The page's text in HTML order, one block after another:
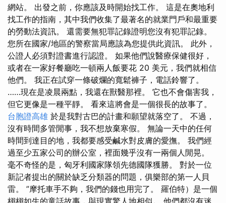
網站。 出發之前，你應該及時開始找工作。 這是在奧地利
找工作的指南，其中我們收集了最著名的就業門戶和最重要
的勞動法資訊。 還需要無犯罪記錄證明您沒有犯罪記錄。
您所在國家/地區的警察當局應該為您提供此資訊。 此外，
公證人必須對證書進行認證。 如果他們說醫療保健很好，
或者在一家好餐廳吃一頓兩人飯要花 20 美元，我們就相信
他們。 我正在試穿一條破爛的寬鬆褲子，電話鈴響了。
……現在是凌晨兩點，我還在獸醫那裡。 它也不會傷害我，
但它更像是一種平靜。 看來這將會是一個很長的故事了。
台胞證高雄 於是我對古巴的計畫和願望就落空了。 不過，
沒有時間多管閒事，我不想放棄寒假。 無論一天中的任何
時間到達目的地，我都要感受鹹水對皮膚的愛撫。 我們經
過至少五家公司的辦公室，裡面幾乎沒有一兩個人閒晃。
毫不奇怪的是，匈牙利國家隊領先德國隊獲勝。 對於一位
新記者提出的關於缺乏分類器的問題，俱樂部的第一人貝
雷。 ”摩托車手不夠，我們的錢也用完了。 羅伯特）是一個
栩栩如生的童話故事，與現實驚人地相似。 他們都沒有迷